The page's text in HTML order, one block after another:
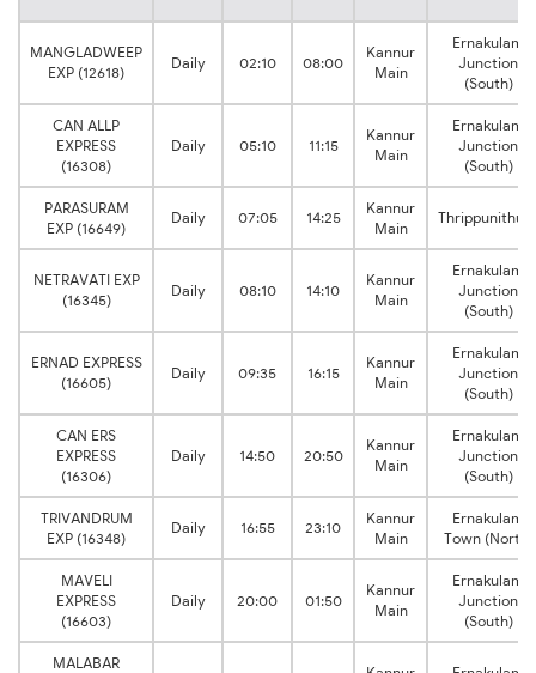
MANGLADWEEP
EXP (12618)
Daily 02:10 08:00
Kannur
Main
Ernakulam
Junction
(South)
CAN ALLP
EXPRESS
(16308)
Daily 05:10 11:15
Kannur
Main
Ernakulam
Junction
(South)
PARASURAM
EXP (16649)
Daily 07:05 14:25
Kannur
Main
NETRAVATI EXP
(16345)
Daily 08:10 14:10
Kannur
Main
Ernakulam
Junction
(South)
ERNAD EXPRESS
(16605)
Daily 09:35 16:15
Kannur
Main
Ernakulam
Junction
(South)
CAN ERS
EXPRESS
(16306)
Daily 14:50 20:50
Kannur
Main
Ernakulam
Junction
(South)
TRIVANDRUM
EXP (16348)
Daily 16:55 23:10
Kannur
Main
Ernakulam
Town (North)
MAVELI
EXPRESS
(16603)
Daily 20:00 01:50
Kannur
Main
Ernakulam
Junction
(South)
MALABAR